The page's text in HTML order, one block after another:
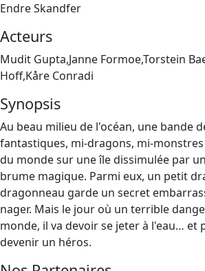
Endre Skandfer
Acteurs
Mudit Gupta,Janne Formoe,Torstein
Hoff,Kåre Conradi
Synopsis
Au beau milieu de l'océan, une bande
fantastiques, mi-dragons, mi-
du monde sur une île dissimulée par
brume magique. Parmi eux, un petit
dragonneau garde un secret
nager. Mais le jour où un terrible
monde, il va devoir se jeter à l'eau… et
devenir un héros.